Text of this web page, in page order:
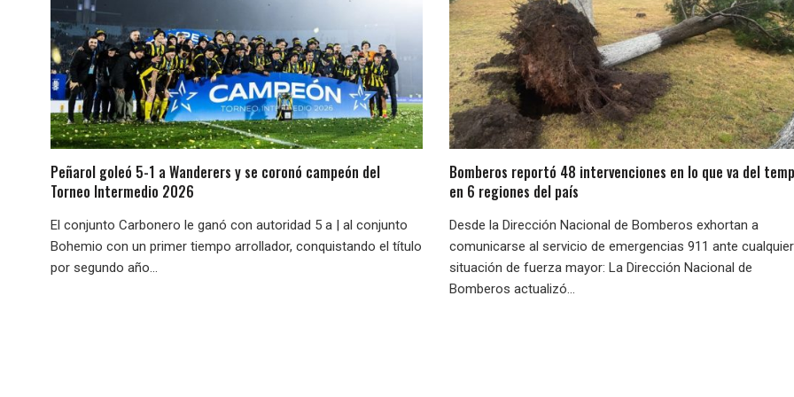
Peñarol goleó 5-1 a Wanderers y se coronó campeón del
Torneo Intermedio 2026
El conjunto Carbonero le ganó con autoridad 5 a | al conjunto
Bohemio con un primer tiempo arrollador, conquistando el título
por segundo año...
Bomberos reportó 48 intervenciones en lo que va del
en 6 regiones del país
Desde la Dirección Nacional de Bomberos exhortan a
comunicarse al servicio de emergencias 911 ante cualquier
situación de fuerza mayor: La Dirección Nacional de
Bomberos actualizó...